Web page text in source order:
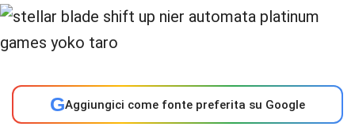
GAggiungici come fonte preferita su Google